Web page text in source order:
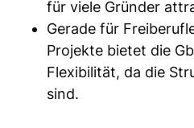
für viele Gründer
Gerade für
Projekte bietet die
Flexibilität, da die
sind.